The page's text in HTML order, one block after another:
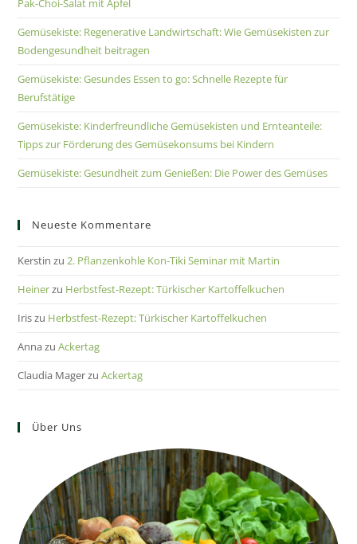
Pak-Choi-Salat mit Apfel
Gemüsekiste: Regenerative Landwirtschaft: Wie Gemüsekisten zur
Bodengesundheit beitragen
Gemüsekiste: Gesundes Essen to go: Schnelle Rezepte für
Berufstätige
Gemüsekiste: Kinderfreundliche Gemüsekisten und Ernteanteile:
Tipps zur Förderung des Gemüsekonsums bei Kindern
Gemüsekiste: Gesundheit zum Genießen: Die Power des Gemüses
Neueste Kommentare
Kerstin zu2. Pflanzenkohle Kon-Tiki Seminar mit Martin
Heinerzu Herbstfest-Rezept: Türkischer Kartoffelkuchen
Iriszu Herbstfest-Rezept: Türkischer Kartoffelkuchen
AnnazuAckertag
Claudia MagerzuAckertag
Über Uns